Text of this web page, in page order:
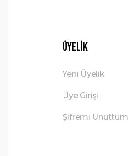
Üyelik
Yeni Üyelik
Üye Girişi
Şifremi Unuttum